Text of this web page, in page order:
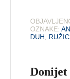
OZNAKE:
DUH
Donijet